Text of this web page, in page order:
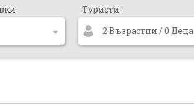
Туристи
2 Възрастни / 0 Деца